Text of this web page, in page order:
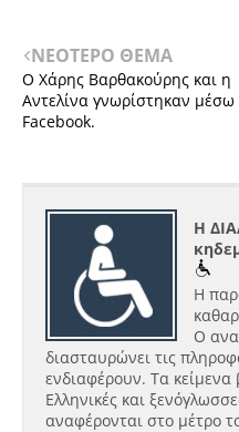
ΝΕΟΤΕΡΟ ΘΕΜΑ
Ο Χάρης Βαρθακούρης και η
Αντελίνα γνωρίστηκαν μέσω
Facebook.
Η
Η
Ο
διασταυρώνει τις
ενδιαφέρουν. Τα κείμενα
Ελληνικές και
αναφέρονται στο μέτρο